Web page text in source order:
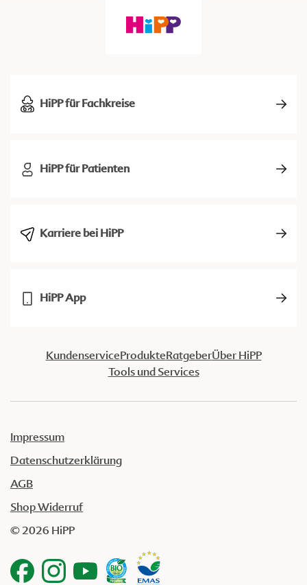
HiPP für Fachkreise
HiPP für Patienten
Karriere bei HiPP
HiPP App
KundenserviceProdukteRatgeberÜber HiPP
Tools und Services
Impressum
Datenschutzerklärung
AGB
Shop Widerruf
© 2026 HiPP